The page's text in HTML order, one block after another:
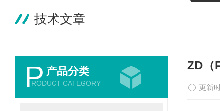
技术文章
P 产品分类
RODUCT CATEGORY
ZD（
更新